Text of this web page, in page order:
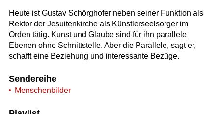
Heute ist Gustav Schörghofer neben seiner Funktion als
Rektor der Jesuitenkirche als Künstlerseelsorger im
Orden tätig. Kunst und Glaube sind für ihn parallele
Ebenen ohne Schnittstelle. Aber die Parallele, sagt er,
schafft eine Beziehung und interessante Bezüge.
Sendereihe
Menschenbilder